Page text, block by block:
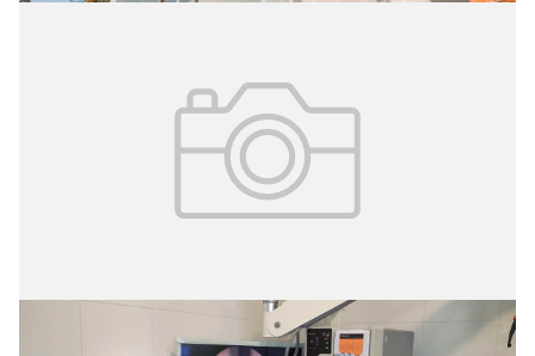
№ 28 (426)